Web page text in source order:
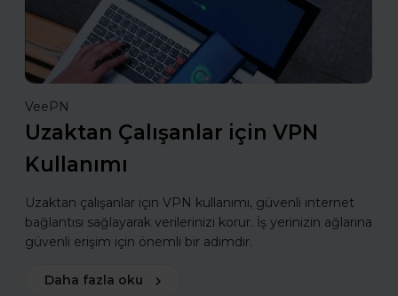
VeePN
Uzaktan Çalışanlar için VPN
Kullanımı
Uzaktan çalışanlar için VPN kullanımı, güvenli internet
bağlantısı sağlayarak verilerinizi korur. İş yerinizin ağlarına
güvenli erişim için önemli bir adımdır.
Daha fazla oku